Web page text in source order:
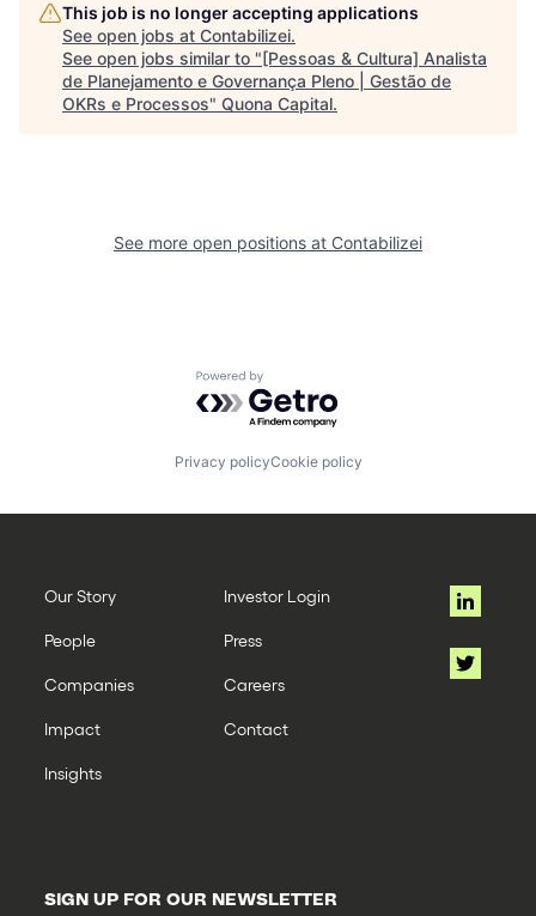
This job is no longer accepting applications
See open jobs at Contabilizei.
See open jobs similar to "[Pessoas & Cultura] Analista
de Planejamento e Governança Pleno | Gestão de
OKRs e Processos" Quona Capital.
See more open positions at Contabilizei
Powered by Getro.com
Privacy policyCookie policy
Our Story
People
Companies
Impact
Insights
Investor Login
Press
Careers
Contact
SIGN UP FOR OUR NEWSLETTER